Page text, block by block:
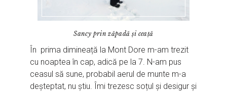
Sancy prin zăpadă și ceață
În prima dimineață la Mont Dore m-am trezit
cu noaptea în cap, adică pe la 7. N-am pus
ceasul să sune, probabil aerul de munte m-a
deșteptat, nu știu. Îmi trezesc soțul și desigur și